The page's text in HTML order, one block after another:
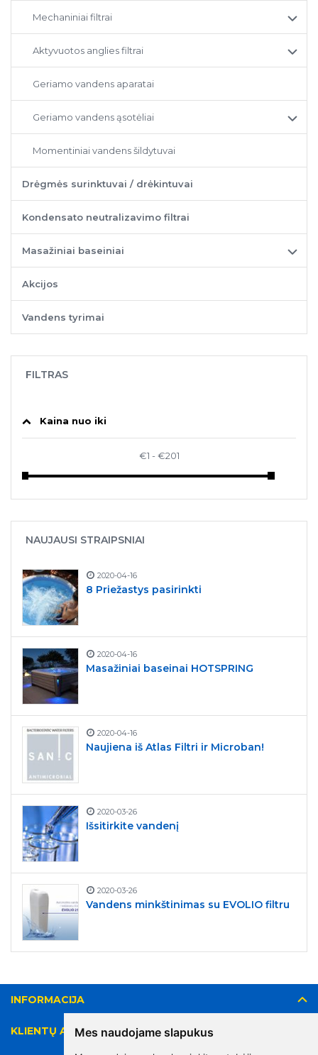
Mes naudojame slapukus
Mechaniniai filtrai
Aktyvuotos anglies filtrai
Geriamo vandens aparatai
Geriamo vandens ąsotėliai
Momentiniai vandens šildytuvai
Drėgmės surinktuvai / drėkintuvai
Kondensato neutralizavimo filtrai
Masažiniai baseiniai
Akcijos
Vandens tyrimai
FILTRAS
Kaina nuo iki
NAUJAUSI STRAIPSNIAI
2020-04-16
8 Priežastys pasirinkti
2020-04-16
Masažiniai baseinai HOTSPRING
2020-04-16
Naujiena iš Atlas Filtri ir Microban!
2020-03-26
Išsitirkite vandenį
2020-03-26
Vandens minkštinimas su EVOLIO filtru
INFORMACIJA
KLIENTŲ APTARNAVIMAS